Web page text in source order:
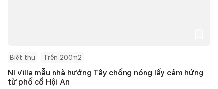
Biệt thự Trên 200m2
NI Villa mẫu nhà hướng Tây chống nóng lấy cảm hứng
từ phố cổ Hội An